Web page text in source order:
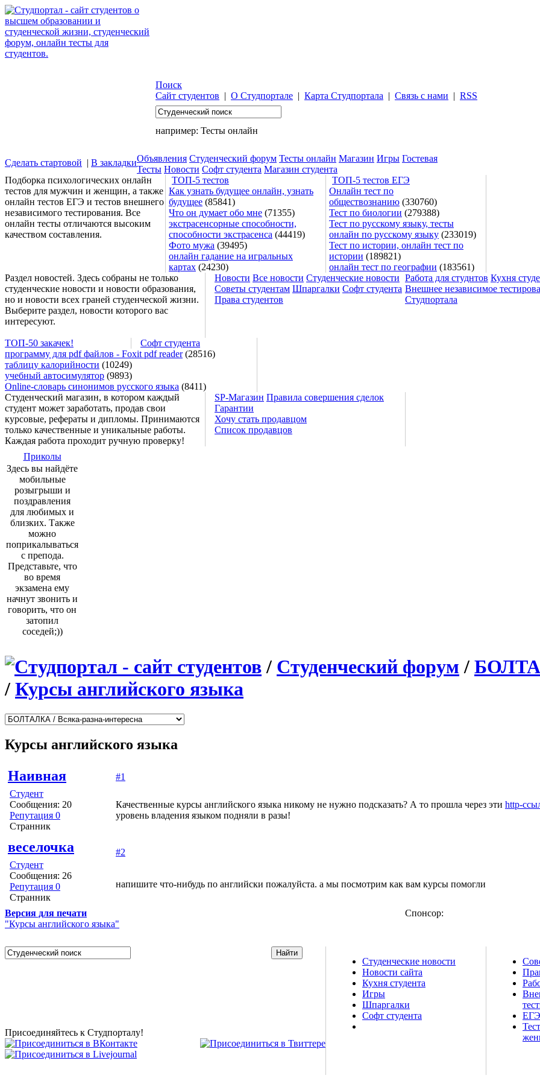
Поиск
Сайт студентов | О Студпортале | Карта Студпортала | Связь с нами | RSS
например: Тесты онлайн
Сделать стартовой | В закладкиОбъявления Студенческий форум Тесты онлайн Магазин Игры Гостевая
Тесты Новости Софт студента Магазин студента
Подборка психологических онлайн
тестов для мужчин и женщин, а также
онлайн тестов ЕГЭ и тестов внешнего
независимого тестирования. Все
онлайн тесты отличаются высоким
качеством составления.
ТОП-5 тестов
ТОП-5 тестов ЕГЭ
Как узнать будущее онлайн, узнать
будущее (85841)
Что он думает обо мне (71355)
экстрасенсорные способности,
способности экстрасенса (44419)
Фото мужа (39495)
онлайн гадание на игральных
картах (24230)
Онлайн тест по
обществознанию (330760)
Тест по биологии (279388)
Тест по русскому языку, тесты
онлайн по русскому языку (233019)
Тест по истории, онлайн тест по
истории (189821)
онлайн тест по географии (183561)
Раздел новостей. Здесь собраны не только
студенческие новости и новости образования,
но и новости всех граней студенческой жизни.
Выберите раздел, новости которого вас
интересуют.
Новости Все новости Студенческие новости
Советы студентам Шпаргалки Софт студента
Права студентов
Работа для студнтов Кухня
Внешнее независимое
Студпортала
ТОП-50 закачек!
Софт студента
программу для pdf файлов - Foxit pdf reader(28516)
таблицу калорийности (10249)
учебный автосимулятор (9893)
Online-словарь синонимов русского языка (8411)
Студенческий магазин, в котором каждый
студент может заработать, продав свои
курсовые, рефераты и дипломы. Принимаются
только качественные и уникальные работы.
Каждая работа проходит ручную проверку!
SP-Магазин Правила совершения сделок
Гарантии
Хочу стать продавцом
Список продавцов
Приколы
Здесь вы найдёте
мобильные
розыгрыши и
поздравления
для любимых и
близких. Также
можно
поприкалываться
с препода.
Представьте, что
во время
экзамена ему
начнут звонить и
говорить, что он
затопил
соседей;))
/ Студенческий форум /
/ Курсы английского языка
Курсы английского языка
Наивная
Студент
Сообщения: 20
Репутация 0
Странник
#1
Качественные курсы английского языка никому не нужно подсказать? А то прошла через эти http-
уровень владения языком подняли в разы!
веселочка
Студент
Сообщения: 26
Репутация 0
Странник
#2
напишите что-нибудь по английски пожалуйста. а мы посмотрим как вам курсы помогли
Версия для печати
"Курсы английского языка"
Спонсор:
Присоединяйтесь к Студпорталу!
Студенческие новости
Новости сайта
Кухня студента
Игры
Шпаргалки
Софт студента